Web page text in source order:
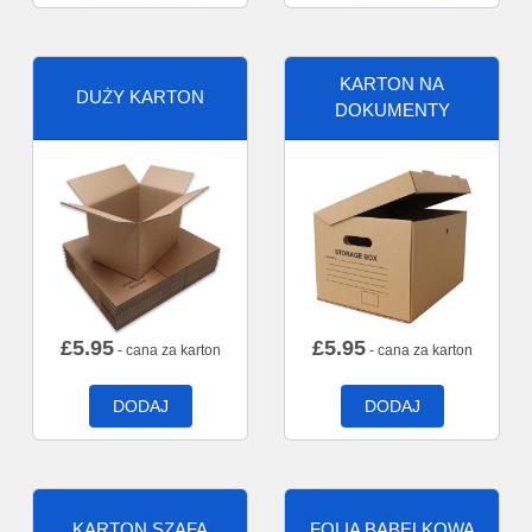
DUŻY KARTON
£5.95- cana za karton
DODAJ
KARTON NA
DOKUMENTY
£5.95- cana za karton
DODAJ